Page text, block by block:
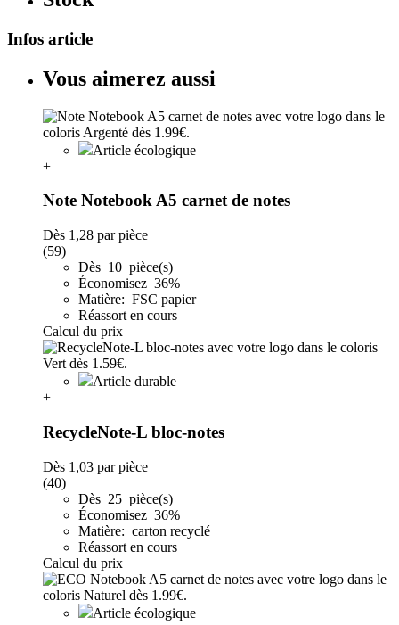
Infos article
Vous aimerez aussi
Article écologique
+
Note Notebook A5 carnet de notes
Dès 1,28 par pièce
(59)
Dès 10 pièce(s)
Économisez 36%
Matière: FSC papier
Réassort en cours
Calcul du prix
Article durable
+
RecycleNote-L bloc-notes
Dès 1,03 par pièce
(40)
Dès 25 pièce(s)
Économisez 36%
Matière: carton recyclé
Réassort en cours
Calcul du prix
Article écologique